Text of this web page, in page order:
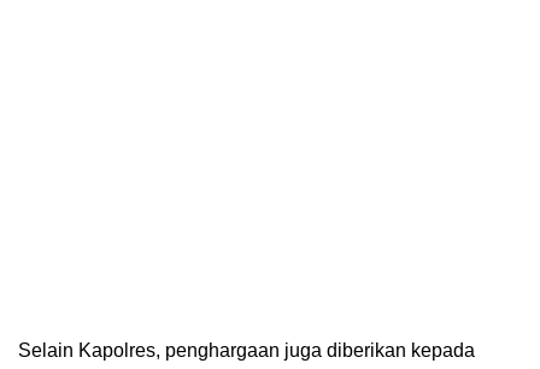
Selain Kapolres, penghargaan juga diberikan kepada